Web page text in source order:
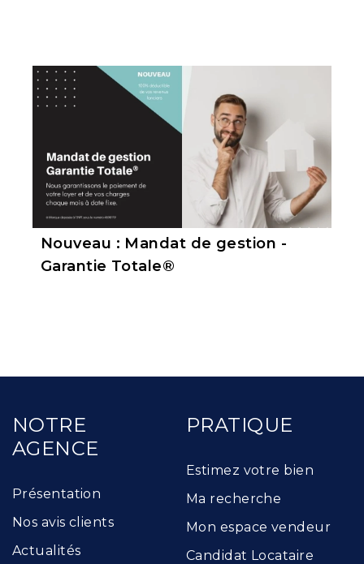
Nouveau : Mandat de gestion -
Garantie Totale®
NOTRE
AGENCE
Présentation
Nos avis clients
Actualités
PRATIQUE
Estimez votre bien
Ma recherche
Mon espace vendeur
Candidat Locataire